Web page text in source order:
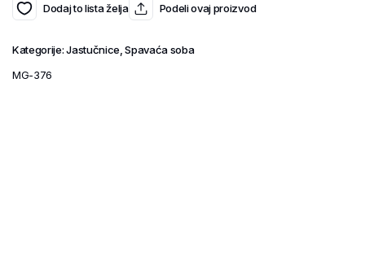
Dodaj to lista želja Podeli ovaj proizvod
Kategorije:Jastučnice ,Spavaća soba
MG-376